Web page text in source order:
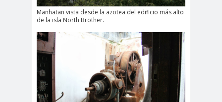
Manhatan vista desde la azotea del edificio más alto
de la isla North Brother.